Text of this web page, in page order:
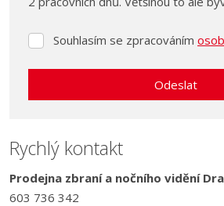
Souhlasím
zpracováním
Souhlasím se zpracováním
Odeslat
nepodařilo
odeslat.
Rychlý kontakt
Prodejna zbraní a nočního vidění
603 736 342